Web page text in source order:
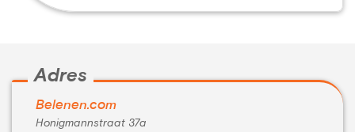
Adres
Belenen.com
Honigmannstraat 37a